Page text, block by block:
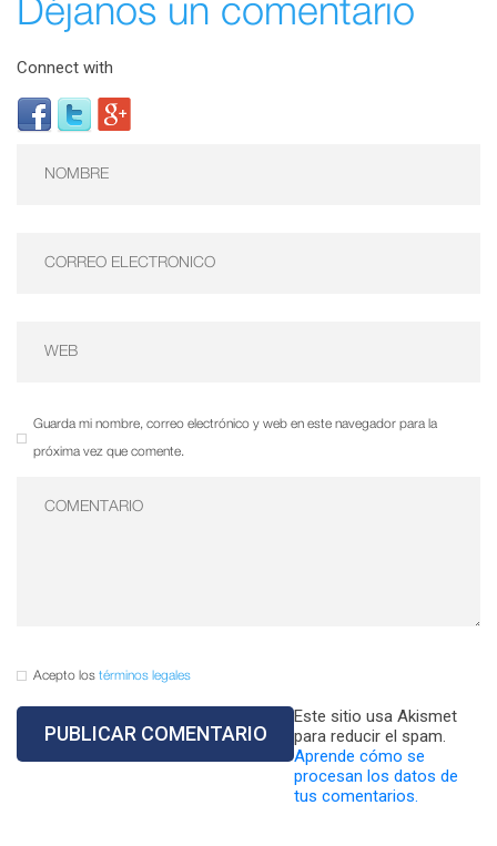
Déjanos un comentario
Connect with
Guarda mi nombre, correo electrónico y web en este navegador para la
próxima vez que comente.
Acepto los términos legales
Este sitio usa Akismet
para reducir el spam.
Aprende cómo se
procesan los datos de
tus comentarios.